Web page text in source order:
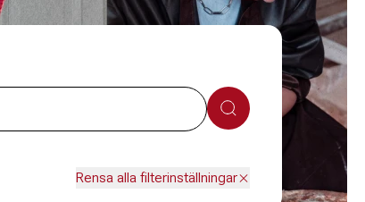
Sök
Rensa alla filterinställningar